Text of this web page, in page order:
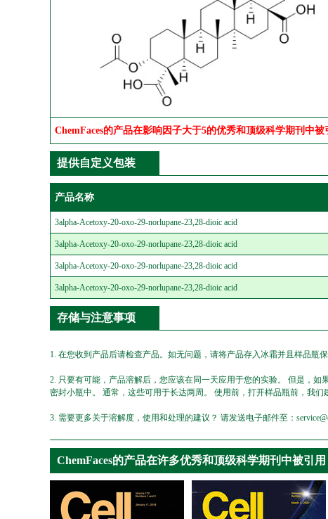
ChemFaces的产品在影响因子大于5的优秀和顶级科学期刊中被
提供自定义包装
产品名称
3alpha-Acetoxy-20-oxo-29-norlupane-23,28-dioic acid
3alpha-Acetoxy-20-oxo-29-norlupane-23,28-dioic acid
3alpha-Acetoxy-20-oxo-29-norlupane-23,28-dioic acid
3alpha-Acetoxy-20-oxo-29-norlupane-23,28-dioic acid
存储与注意事项
1. 在您收到产品后请检查产品。如无问题，请将产品存入冰霜并且样品瓶
2. 只要有可能，产品溶解后，您应该在同一天应用于您的实验。 但是，
密封小瓶中。 通常，这些可用于长达两周。 使用前，打开样品瓶前，我们
3. 需要更多关于溶解度，使用和处理的建议？ 请发送电子邮件至：
ChemFaces的产品在许多优秀和顶级科学期刊中被引用